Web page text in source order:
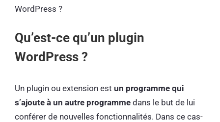
WordPress ?
Qu’est-ce qu’un plugin
WordPress ?
Un plugin ou extension est un programme qui
s’ajoute à un autre programme dans le but de lui
conférer de nouvelles fonctionnalités. Dans ce cas-